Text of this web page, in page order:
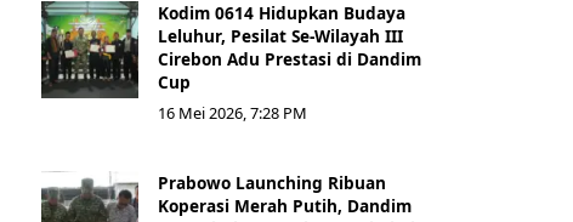
Kodim 0614 Hidupkan Budaya
Leluhur, Pesilat Se-Wilayah III
Cirebon Adu Prestasi di Dandim
Cup
16 Mei 2026, 7:28 PM
Prabowo Launching Ribuan
Koperasi Merah Putih, Dandim